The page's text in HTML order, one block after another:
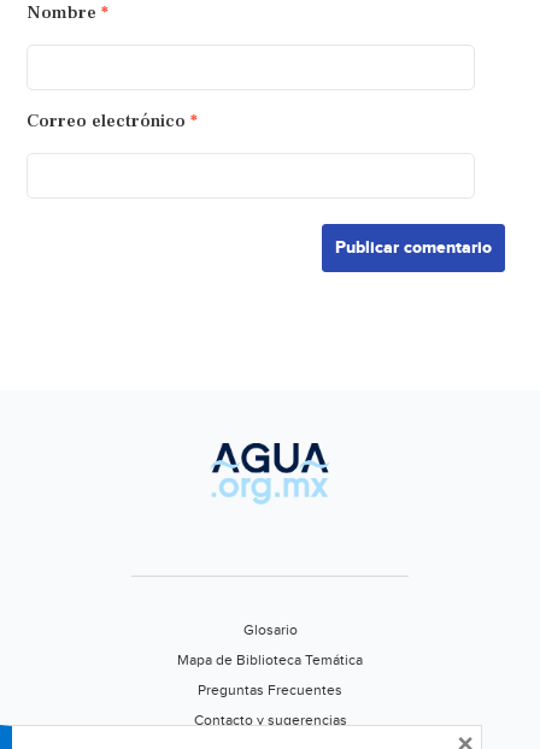
Nombre *
Correo electrónico *
Glosario
Mapa de Biblioteca Temática
Preguntas Frecuentes
Contacto y sugerencias